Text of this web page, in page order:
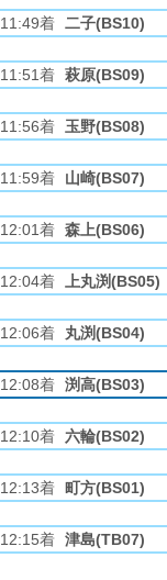
11:49着 二子(BS10)
11:51着 萩原(BS09)
11:56着 玉野(BS08)
11:59着 山崎(BS07)
12:01着 森上(BS06)
12:04着 上丸渕(BS05)
12:06着 丸渕(BS04)
12:08着 渕高(BS03)
12:10着 六輪(BS02)
12:13着 町方(BS01)
12:15着 津島(TB07)